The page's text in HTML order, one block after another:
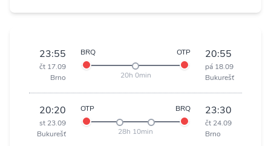
23:55
čt 17.09
Brno
BRQ OTP
20h 0min
20:55
pá 18.09
Bukurešť
20:20
st 23.09
Bukurešť
OTP BRQ
28h 10min
23:30
čt 24.09
Brno